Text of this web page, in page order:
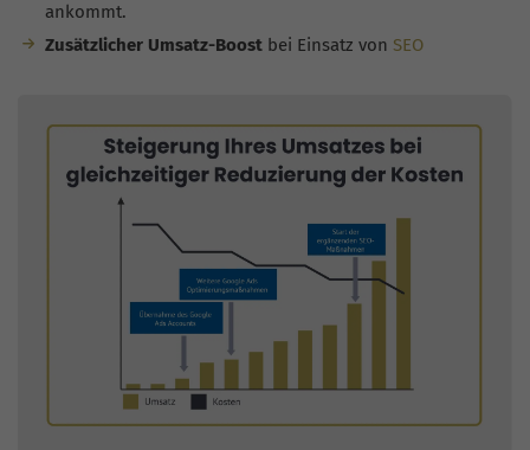
ankommt.
Zusätzlicher Umsatz-Boostbei Einsatz von SEO